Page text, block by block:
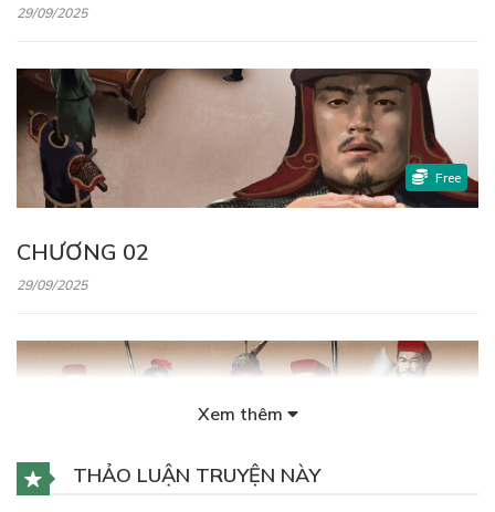
29/09/2025
CHƯƠNG 02
29/09/2025
Free
Xem thêm
THẢO LUẬN TRUYỆN NÀY